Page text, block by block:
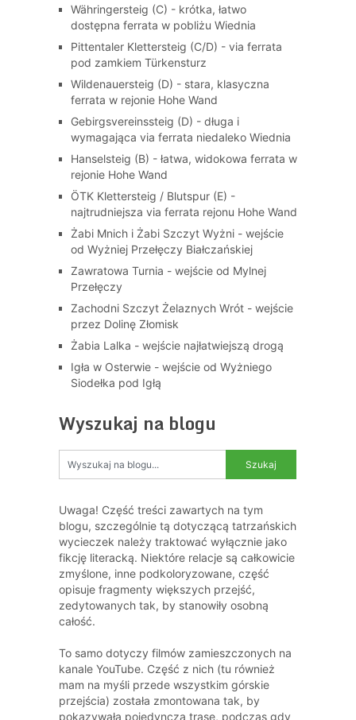
Währingersteig (C) - krótka, łatwo
dostępna ferrata w pobliżu Wiednia
Pittentaler Klettersteig (C/D) - via ferrata
pod zamkiem Türkensturz
Wildenauersteig (D) - stara, klasyczna
ferrata w rejonie Hohe Wand
Gebirgsvereinssteig (D) - długa i
wymagająca via ferrata niedaleko Wiednia
Hanselsteig (B) - łatwa, widokowa ferrata w
rejonie Hohe Wand
ÖTK Klettersteig / Blutspur (E) -
najtrudniejsza via ferrata rejonu Hohe Wand
Żabi Mnich i Żabi Szczyt Wyżni - wejście
od Wyżniej Przełęczy Białczańskiej
Zawratowa Turnia - wejście od Mylnej
Przełęczy
Zachodni Szczyt Żelaznych Wrót - wejście
przez Dolinę Złomisk
Żabia Lalka - wejście najłatwiejszą drogą
Igła w Osterwie - wejście od Wyżniego
Siodełka pod Igłą
Wyszukaj na blogu
Uwaga! Część treści zawartych na tym
blogu, szczególnie tą dotyczącą tatrzańskich
wycieczek należy traktować wyłącznie jako
fikcję literacką. Niektóre relacje są całkowicie
zmyślone, inne podkoloryzowane, część
opisuje fragmenty większych przejść,
zedytowanych tak, by stanowiły osobną
całość.
To samo dotyczy filmów zamieszczonych na
kanale YouTube. Część z nich (tu również
mam na myśli przede wszystkim górskie
przejścia) została zmontowana tak, by
pokazywała pojedynczą trasę, podczas gdy